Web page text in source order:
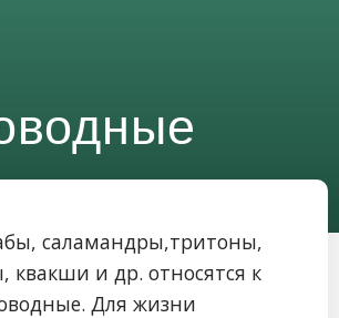
саламандры,тритоны,
квакши и др. относятся к
Для жизни